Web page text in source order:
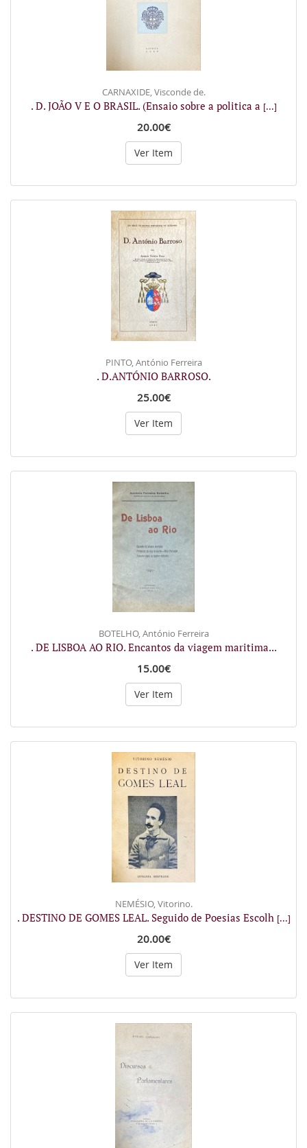
CARNAXIDE, Visconde de.
. D. JOÃO V E O BRASIL. (Ensaio sobre a politica a [...]
20.00€
Ver Item
PINTO, António Ferreira
. D.ANTÓNIO BARROSO.
25.00€
Ver Item
BOTELHO, António Ferreira
. DE LISBOA AO RIO. Encantos da viagem maritima...
15.00€
Ver Item
NEMÉSIO, Vitorino.
. DESTINO DE GOMES LEAL. Seguido de Poesias Escolh [...]
20.00€
Ver Item